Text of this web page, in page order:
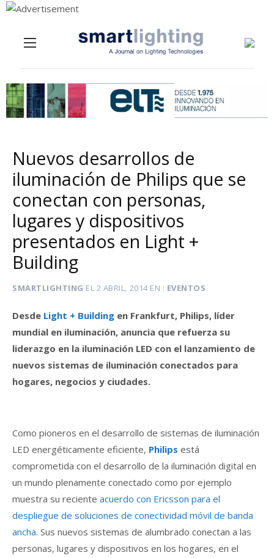
Nuevos desarrollos de
iluminación de Philips que se
conectan con personas,
lugares y dispositivos
presentados en Light +
Building
SMARTLIGHTING EL 2 ABRIL, 2014EN EVENTOS
Desde Light + Building en Frankfurt, Philips, líder
mundial en iluminación, anuncia que refuerza su
liderazgo en la iluminación LED con el lanzamiento de
nuevos sistemas de iluminación conectados para
hogares, negocios y ciudades.
Como pioneros en el desarrollo de sistemas de iluminación
LED energéticamente eficiente, Philips está
comprometida con el desarrollo de la iluminación digital en
un mundo plenamente conectado como por ejemplo
muestra su reciente acuerdo con Ericsson para el
despliegue de soluciones de conectividad móvil de banda
ancha. Sus nuevos sistemas de alumbrado conectan a las
personas, lugares y dispositivos en los hogares, en el